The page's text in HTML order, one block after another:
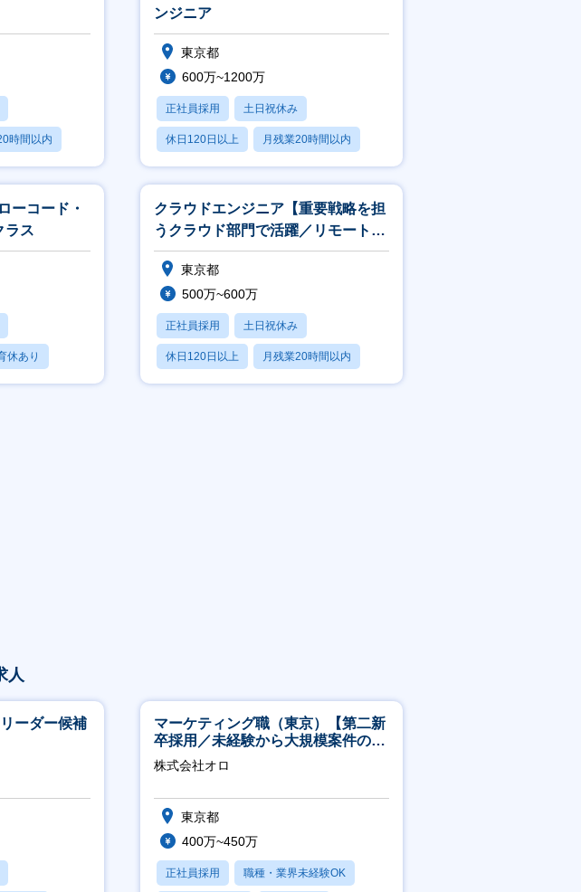
時間以内
ンジニア
東京都
600万~1200万
正社員採用 土日祝休み
休日120日以上 月残業20時間以内
賞与あり
ーコード・
ラス
休あり
クラウドエンジニア【重要戦略を担
うクラウド部門で活躍／リモートワ
ーク相談可】
東京都
500万~600万
正社員採用 土日祝休み
休日120日以上 月残業20時間以内
賞与あり
人
ーダー候補
マーケティング職（東京）【第二新
卒採用／未経験から大規模案件のマ
ーケティングが経験できる／研修充
実】
株式会社オロ
東京都
400万~450万
正社員採用 職種・業界未経験OK